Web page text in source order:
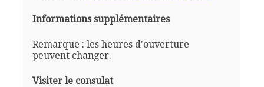
Informations supplémentaires
Remarque : les heures d'ouverture
peuvent changer.
Visiter le consulat